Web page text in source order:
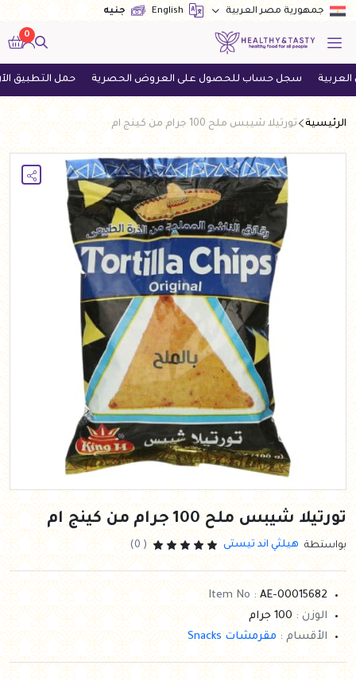
جمهورية مصر العربية English جنيه
0
سجل حساب للحصول على العروض الحصرية حمل التطبيق الآن
الرئيسية تورتيلا شيبس ملح 100 جرام من كينج ام
تورتيلا شيبس ملح 100 جرام من كينج ام
بواستطة هيلثي اند تيستى ( 0)
Item No :AE-00015682
الوزن :100 جرام
الأقسام : مقرمشات Snacks